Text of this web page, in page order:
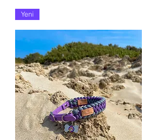
Yeni